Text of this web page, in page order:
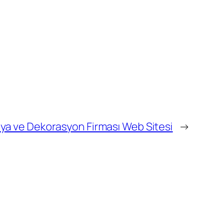
ve Dekorasyon Firması Web Sitesi →